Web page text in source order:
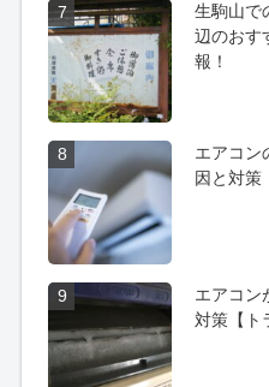
7
生駒山で
辺のおす
報！
8
エアコン
因と対策
9
エアコン
対策【ト